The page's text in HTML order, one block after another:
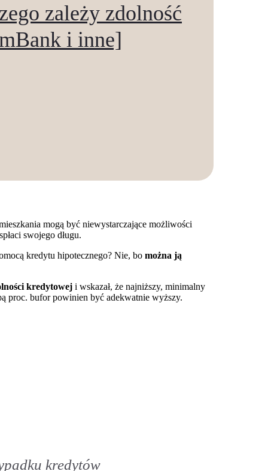
zależy zdolność
i inne]
mogą być niewystarczające możliwości
swojego długu.
kredytu hipotecznego? Nie, bo można ją
kredytowej i wskazał, że najniższy, minimalny
proc. bufor powinien być adekwatnie wyższy.
kredytów